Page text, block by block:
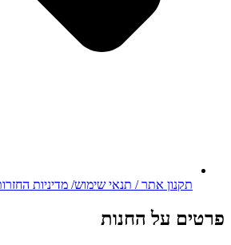
תקנון אתר / תנאי שימוש/ מדיניות החזרות
פרטים על החנות